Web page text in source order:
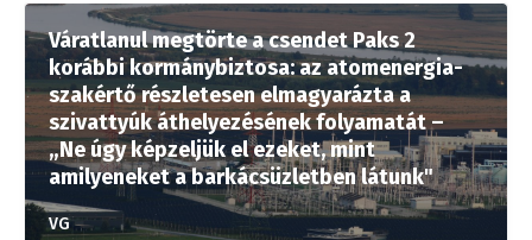
Váratlanul megtörte a csendet Paks 2
korábbi kormánybiztosa: az atomenergia-
szakértő részletesen elmagyarázta a
szivattyúk áthelyezésének folyamatát –
„Ne úgy képzeljük el ezeket, mint
amilyeneket a barkácsüzletben látunk"
VG